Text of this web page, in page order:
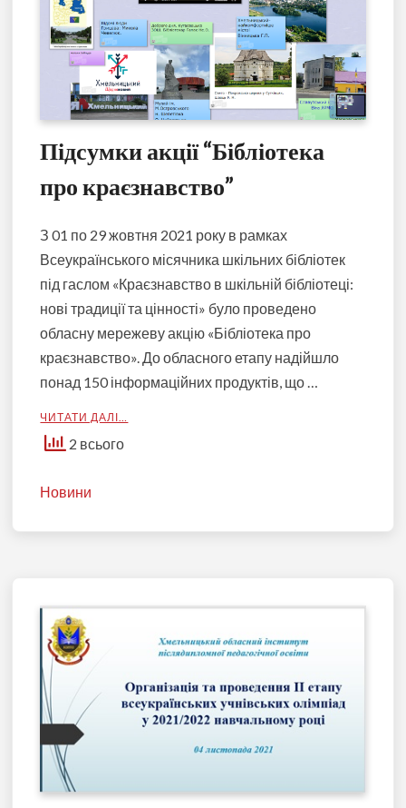
Підсумки акції “Бібліотека
про краєзнавство”
З 01 по 29 жовтня 2021 року в рамках
Всеукраїнського місячника шкільних бібліотек
під гаслом «Краєзнавство в шкільній бібліотеці:
нові традиції та цінності» було проведено
обласну мережеву акцію «Бібліотека про
краєзнавство». До обласного етапу надійшло
понад 150 інформаційних продуктів, що …
ЧИТАТИ ДАЛІ…
2 всього
Новини